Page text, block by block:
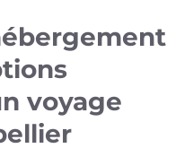
voyage